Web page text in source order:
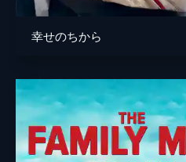
幸せのちから